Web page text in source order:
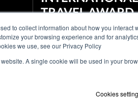
to collect information about how you interact
your browsing experience and for
we use, see our Privacy Policy
A single cookie will be used in your
Cookies
Newsletter